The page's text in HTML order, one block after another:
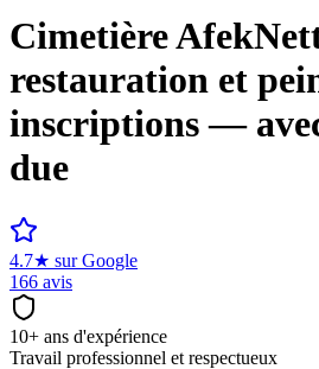
CimetièreAfek
restauration et
inscriptions —
due
4.7★ sur Google
166 avis
10+ ans d'expérience
Travail professionnel et respectueux